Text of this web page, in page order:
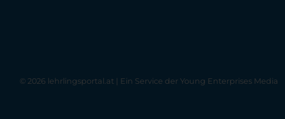
© 2026 lehrlingsportal.at | Ein Service der Young Enterprises Media